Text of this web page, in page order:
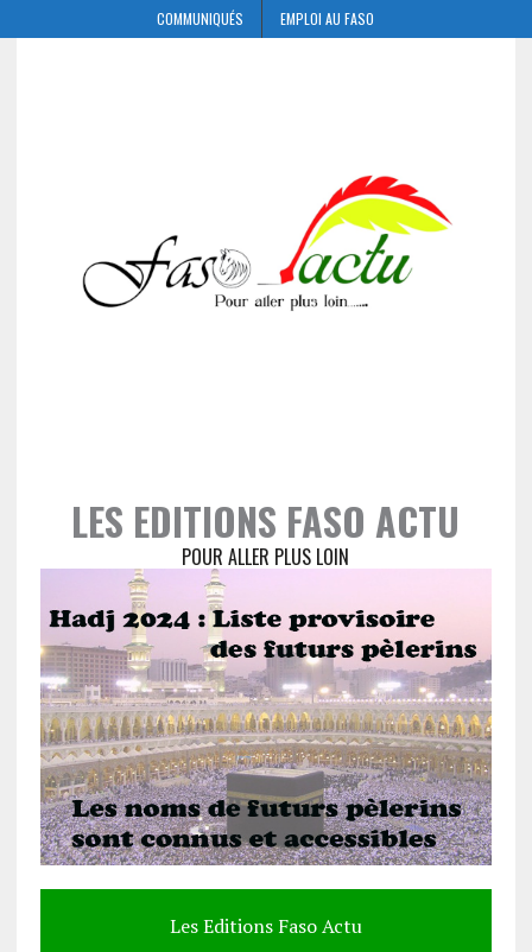
COMMUNIQUÉS EMPLOI AU FASO
LES EDITIONS FASO ACTU
POUR ALLER PLUS LOIN
Les Editions Faso Actu